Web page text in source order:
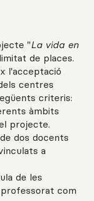
"La vida en
de places.
l'acceptació
centres
criteris:
àmbits
projecte.
dos docents
a
de les
com